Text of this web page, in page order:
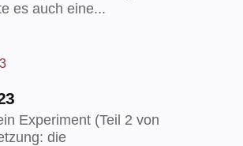
es auch eine...
Experiment (Teil 2 von
die